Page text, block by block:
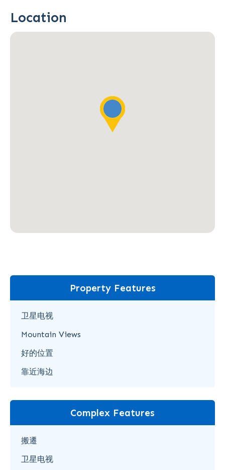
Location
Property Features
卫星电视
Mountain Views
好的位置
靠近海边
Complex Features
搬遷
卫星电视